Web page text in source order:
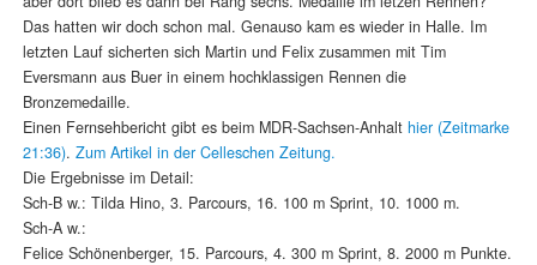
Das hatten wir doch schon mal. Genauso kam es wieder in Halle. Im
letzten Lauf sicherten sich Martin und Felix zusammen mit Tim
Eversmann aus Buer in einem hochklassigen Rennen die
Bronzemedaille.
Einen Fernsehbericht gibt es beim MDR-Sachsen-Anhalt hier (Zeitmarke
21:36). Zum Artikel in der Celleschen Zeitung.
Die Ergebnisse im Detail:
Sch-B w.: Tilda Hino, 3. Parcours, 16. 100 m Sprint, 10. 1000 m.
Sch-A w.:
Felice Schönenberger, 15. Parcours, 4. 300 m Sprint, 8. 2000 m Punkte.